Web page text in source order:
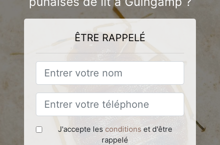
ÊTRE RAPPELÉ
J'accepte les conditions et d'être
rappelé